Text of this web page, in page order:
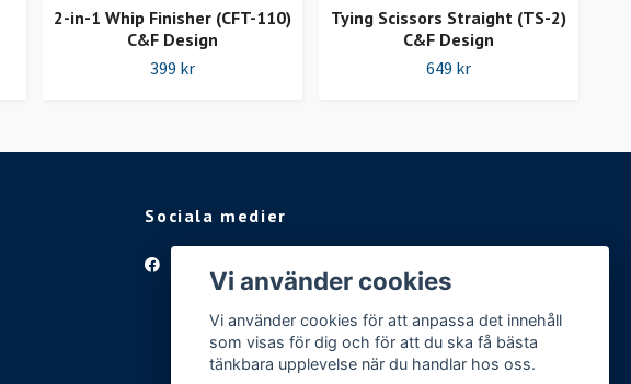
2-in-1 Whip Finisher (CFT-110)
C&F Design
399 kr
Tying Scissors Straight (TS-2)
C&F Design
649 kr
Sociala medier
Vi använder cookies
Vi använder cookies för att anpassa det innehåll
som visas för dig och för att du ska få bästa
tänkbara upplevelse när du handlar hos oss.